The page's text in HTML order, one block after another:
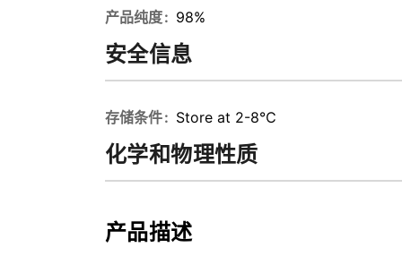
产品纯度 98%
安全信息
存储条件 Store at 2-8℃
化学和物理性质
产品描述